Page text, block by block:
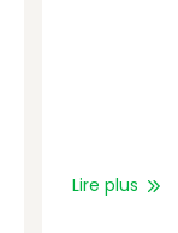
Lire plus